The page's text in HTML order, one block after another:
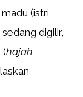
(istri
digilir,
(hajah